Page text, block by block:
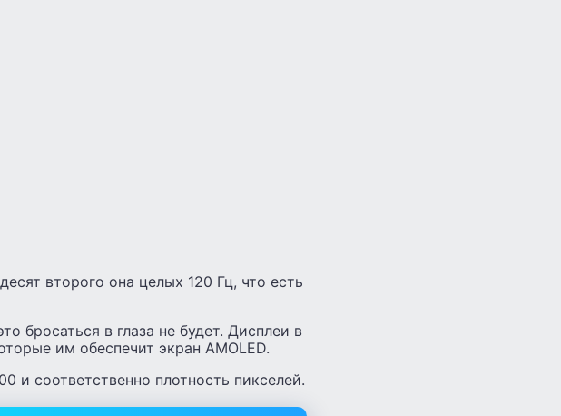
второго она целых 120 Гц, что есть
бросаться в глаза не будет. Дисплеи в
им обеспечит экран AMOLED.
соответственно плотность пикселей.